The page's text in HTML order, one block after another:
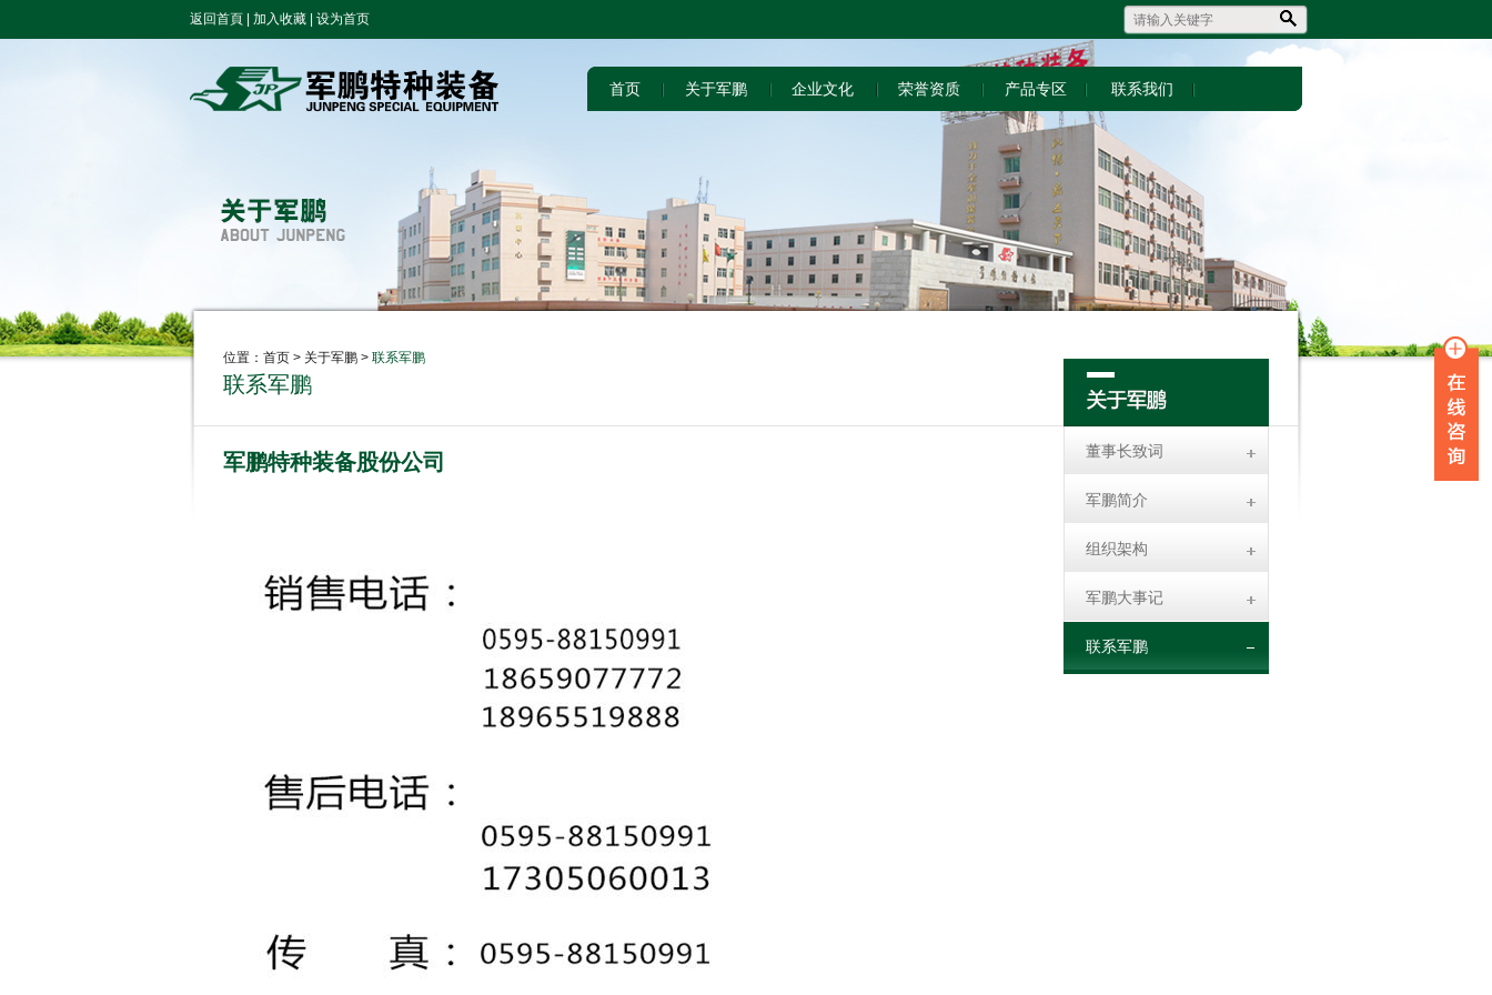
返回首頁 加入收藏 设为首页
首页 关于军鹏 企业文化 荣誉资质 产品专区 联系我们
位置： 首页 > 关于军鹏 > 联系军鹏
联系军鹏
军鹏特种装备股份公司 董事长致词
军鹏简介
组织架构
军鹏大事记
联系军鹏